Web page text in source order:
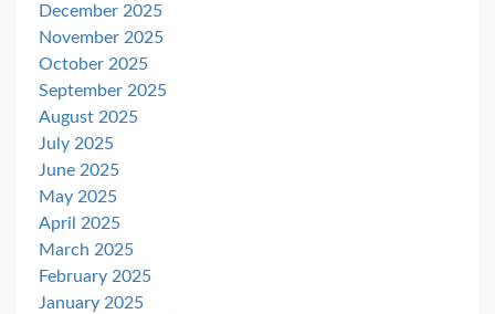
December 2025
November 2025
October 2025
September 2025
August 2025
July 2025
June 2025
May 2025
April 2025
March 2025
February 2025
January 2025